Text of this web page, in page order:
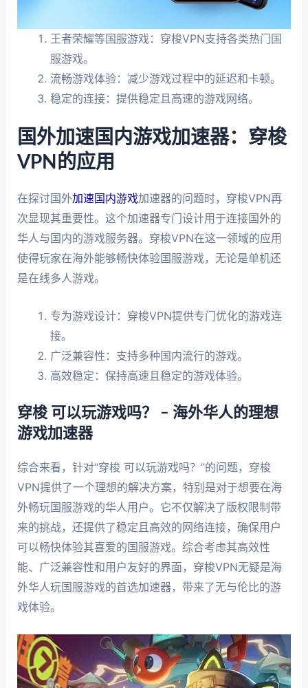
王者荣耀等国服游戏：穿梭VPN支持各类热门国
服游戏。
流畅游戏体验：减少游戏过程中的延迟和卡顿。
稳定的连接：提供稳定且高速的游戏网络。
国外加速国内游戏加速器：穿梭
VPN的应用
在探讨国外加速国内游戏加速器的问题时，穿梭VPN再
次显现其重要性。这个加速器专门设计用于连接国外的
华人与国内的游戏服务器。穿梭VPN在这一领域的应用
使得玩家在海外能够畅快体验国服游戏，无论是单机还
是在线多人游戏。
专为游戏设计：穿梭VPN提供专门优化的游戏连
接。
广泛兼容性：支持多种国内流行的游戏。
高效稳定：保持高速且稳定的游戏体验。
穿梭 可以玩游戏吗？ – 海外华人的理想
游戏加速器
综合来看，针对“穿梭 可以玩游戏吗？”的问题，穿梭
VPN提供了一个理想的解决方案，特别是对于想要在海
外畅玩国服游戏的华人用户。它不仅解决了版权限制带
来的挑战，还提供了稳定且高效的网络连接，确保用户
可以畅快体验其喜爱的国服游戏。综合考虑其高效性
能、广泛兼容性和用户友好的界面，穿梭VPN无疑是海
外华人玩国服游戏的首选加速器，带来了无与伦比的游
戏体验。